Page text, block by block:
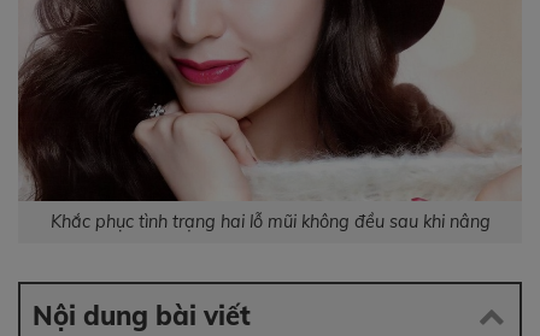
Khắc phục tình trạng hai lỗ mũi không đều sau khi nâng
Nội dung bài viết